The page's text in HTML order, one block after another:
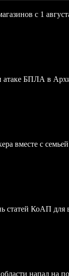
с 1
атаке БПЛА в
вместе с
статей КоАП для
напал на